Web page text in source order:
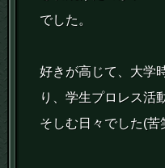
でした。
好きが高じて、大学
り、学生プロレス活
そしむ日々でした(苦